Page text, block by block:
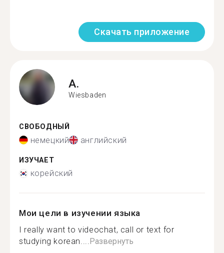
Скачать приложение
A.
Wiesbaden
СВОБОДНЫЙ
немецкий английский
ИЗУЧАЕТ
корейский
Мои цели в изучении языка
I really want to videochat, call or text for
studying korean....Развернуть